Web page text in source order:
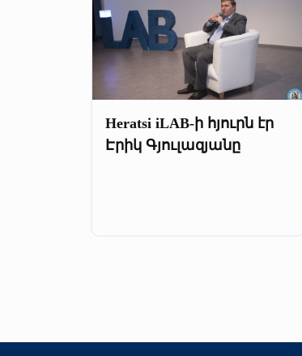
Heratsi iLAB-ի հյուրն էր
Էրիկ Գյուլազյանը